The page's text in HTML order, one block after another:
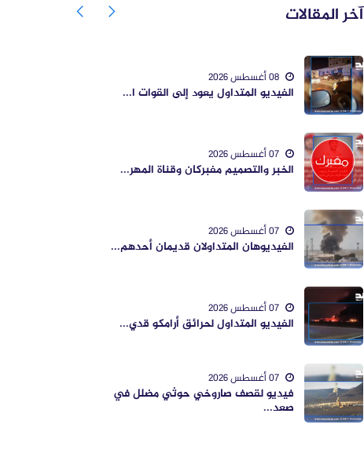
آخر المقالات
الفيديو المتداول يعود إلى القوات ا...
الخبر والتصميم مفبركان وقناة المهر...
الفيديوهان المتداولان قديمان أحدهم...
الفيديو المتداول لحرائق أرامكو قدي...
فيديو لقصف صاروخي حوثي مضلل في
صعد...